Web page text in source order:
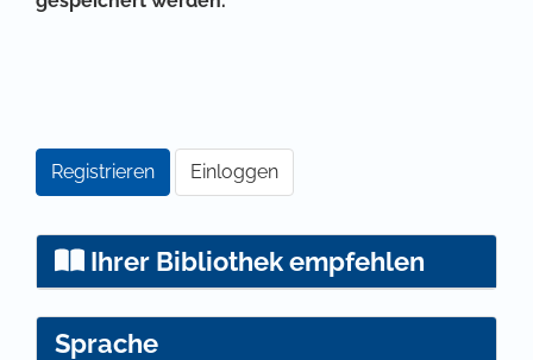
Registrieren Einloggen
Ihrer Bibliothek empfehlen
Sprache